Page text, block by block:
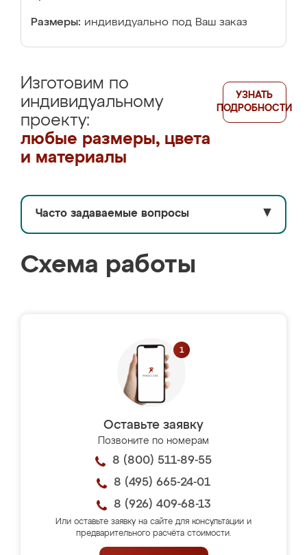
Размеры: индивидуально под Ваш заказ
Изготовим по
индивидуальному
проекту:
любые размеры, цвета
и материалы
УЗНАТЬ
ПОДРОБНОСТИ
Часто задаваемые вопросы ▼
Схема работы
Оставьте заявку
Позвоните по номерам
8 (800) 511-89-55
8 (495) 665-24-01
8 (926) 409-68-13
Или оставьте заявку на сайте для консультации и
предварительного расчёта стоимости.